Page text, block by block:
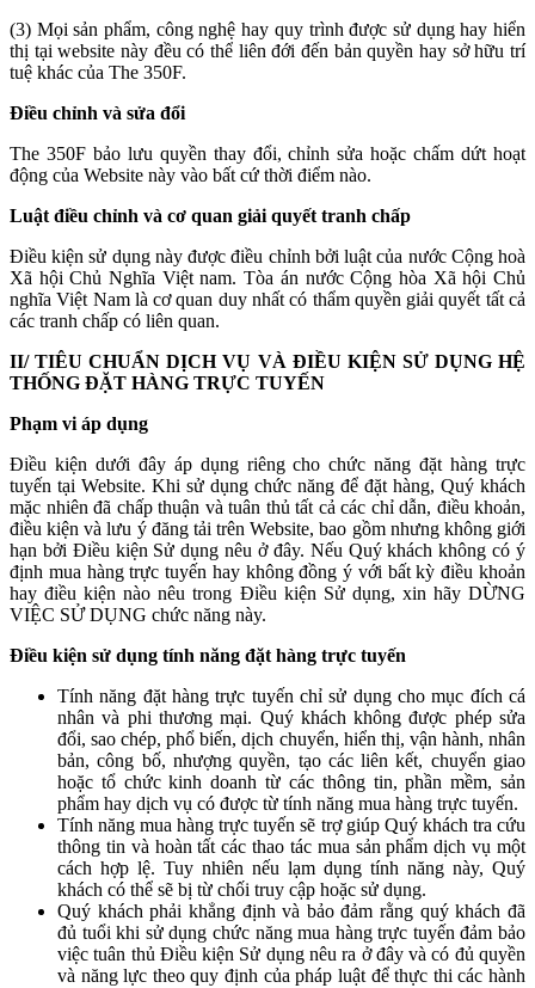
(3) Mọi sản phẩm, công nghệ hay quy trình được sử dụng hay hiển
thị tại website này đều có thể liên đới đến bản quyền hay sở hữu trí
tuệ khác của The 350F.
Điều chỉnh và sửa đổi
The 350F bảo lưu quyền thay đổi, chỉnh sửa hoặc chấm dứt hoạt
động của Website này vào bất cứ thời điểm nào.
Luật điều chỉnh và cơ quan giải quyết tranh chấp
Điều kiện sử dụng này được điều chỉnh bởi luật của nước Cộng hoà
Xã hội Chủ Nghĩa Việt nam. Tòa án nước Cộng hòa Xã hội Chủ
nghĩa Việt Nam là cơ quan duy nhất có thẩm quyền giải quyết tất cả
các tranh chấp có liên quan.
II/ TIÊU CHUẨN DỊCH VỤ VÀ ĐIỀU KIỆN SỬ DỤNG HỆ
THỐNG ĐẶT HÀNG TRỰC TUYẾN
Phạm vi áp dụng
Điều kiện dưới đây áp dụng riêng cho chức năng đặt hàng trực
tuyến tại Website. Khi sử dụng chức năng để đặt hàng, Quý khách
mặc nhiên đã chấp thuận và tuân thủ tất cả các chỉ dẫn, điều khoản,
điều kiện và lưu ý đăng tải trên Website, bao gồm nhưng không giới
hạn bởi Điều kiện Sử dụng nêu ở đây. Nếu Quý khách không có ý
định mua hàng trực tuyến hay không đồng ý với bất kỳ điều khoản
hay điều kiện nào nêu trong Điều kiện Sử dụng, xin hãy DỪNG
VIỆC SỬ DỤNG chức năng này.
Điều kiện sử dụng tính năng đặt hàng trực tuyến
Tính năng đặt hàng trực tuyến chỉ sử dụng cho mục đích cá
nhân và phi thương mại. Quý khách không được phép sửa
đổi, sao chép, phổ biến, dịch chuyển, hiển thị, vận hành, nhân
bản, công bố, nhượng quyền, tạo các liên kết, chuyển giao
hoặc tổ chức kinh doanh từ các thông tin, phần mềm, sản
phẩm hay dịch vụ có được từ tính năng mua hàng trực tuyến.
Tính năng mua hàng trực tuyến sẽ trợ giúp Quý khách tra cứu
thông tin và hoàn tất các thao tác mua sản phẩm dịch vụ một
cách hợp lệ. Tuy nhiên nếu lạm dụng tính năng này, Quý
khách có thể sẽ bị từ chối truy cập hoặc sử dụng.
Quý khách phải khẳng định và bảo đảm rằng quý khách đã
đủ tuổi khi sử dụng chức năng mua hàng trực tuyến đảm bảo
việc tuân thủ Điều kiện Sử dụng nêu ra ở đây và có đủ quyền
và năng lực theo quy định của pháp luật để thực thi các hành